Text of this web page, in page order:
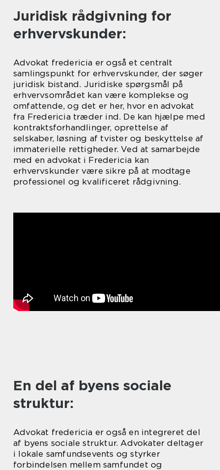
Juridisk rådgivning for
erhvervskunder:
Advokat fredericia er også et centralt
samlingspunkt for erhvervskunder, der søger
juridisk bistand. Juridiske spørgsmål på
erhvervsområdet kan være komplekse og
omfattende, og det er her, hvor en advokat
fra Fredericia træder ind. De kan hjælpe med
kontraktsforhandlinger, oprettelse af
selskaber, løsning af tvister og beskyttelse af
immaterielle rettigheder. Ved at samarbejde
med en advokat i Fredericia kan
erhvervskunder være sikre på at modtage
professionel og kvalificeret rådgivning.
En del af byens sociale
struktur:
Advokat fredericia er også en integreret del
af byens sociale struktur. Advokater deltager
i lokale samfundsevents og styrker
forbindelsen mellem samfundet og